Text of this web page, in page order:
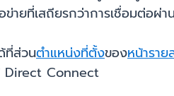
ยที่เสถียรกว่าการเชื่อมต่อผ่า
ที่ส่วนตำแหน่งที่ตั้งของหน้ารา
Direct Connect